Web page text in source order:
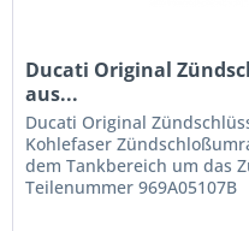
Ducati Original
aus...
Ducati Original
Kohlefaser
dem Tankbereich um das
Teilenummer 969A05107B